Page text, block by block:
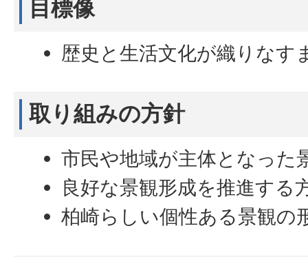
目標像
歴史と生活文化が織りなす
取り組みの方針
市民や地域が主体となった
良好な景観形成を推進する
柏崎らしい個性ある景観の